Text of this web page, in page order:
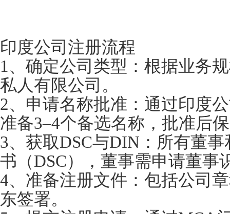
印度公司注册流程
1、确定公司类型：根据业务
私人有限公司。
2、申请名称批准：通过印度
准备3–4个备选名称，批准后
3、获取DSC与DIN：所有董
书（DSC），董事需申请董事
4、准备注册文件：包括公司
东签署。